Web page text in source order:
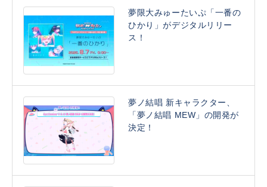
夢限大みゅーたいぷ「一番の
ひかり」がデジタルリリー
ス！
夢ノ結唱 新キャラクター、
「夢ノ結唱 MEW」の開発が
決定！